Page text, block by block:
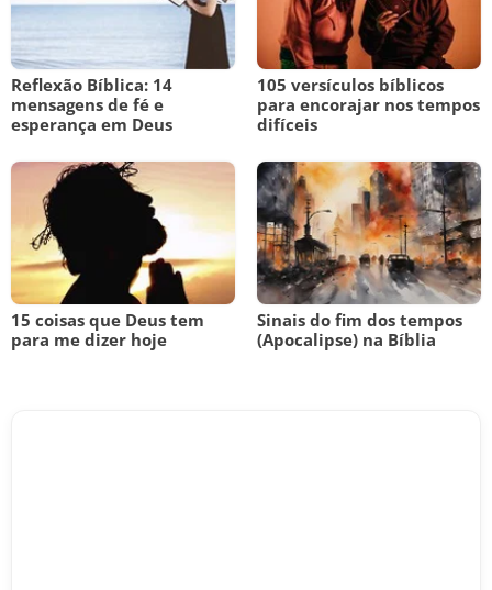
Reflexão Bíblica: 14
mensagens de fé e
esperança em Deus
105 versículos bíblicos
para encorajar nos tempos
difíceis
15 coisas que Deus tem
para me dizer hoje
Sinais do fim dos tempos
(Apocalipse) na Bíblia